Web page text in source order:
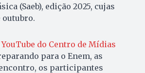
(Saeb), edição 2025, cujas
outubro.
YouTube do Centro de Mídias
para o Enem, as
os participantes